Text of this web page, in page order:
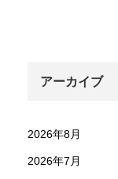
アーカイブ
2026年8月
2026年7月